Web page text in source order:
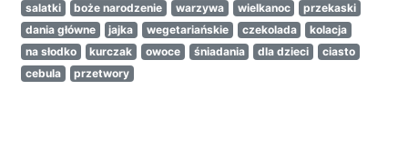
salatki
boże narodzenie warzywa wielkanoc
przekaski
dania główne
jajka wegetariańskie czekolada
kolacja
na słodko
kurczak owoce śniadania dla dzieci
ciasto
cebula
przetwory